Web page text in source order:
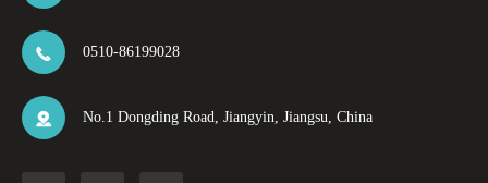
 0510-86199028
 No.1 Dongding Road, Jiangyin, Jiangsu, China